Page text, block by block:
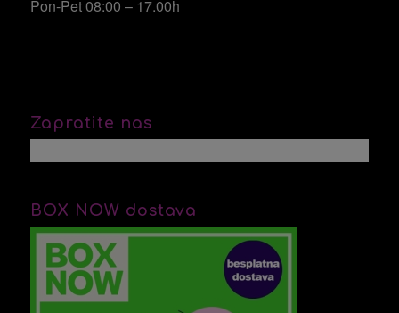
Pon-Pet 08:00 – 17.00h
Zapratite nas
BOX NOW dostava